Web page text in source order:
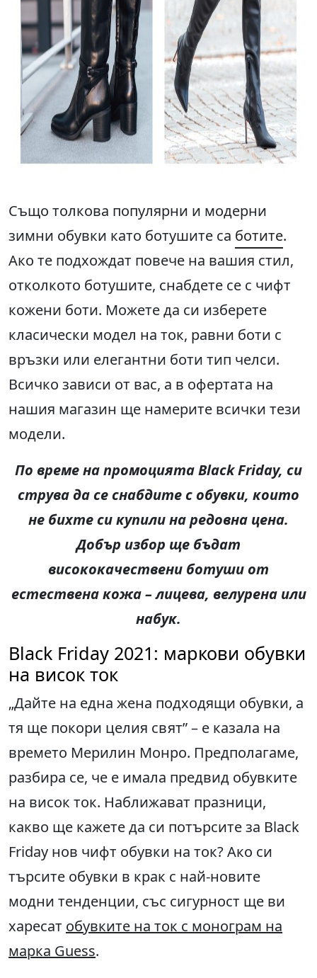
Също толкова популярни и модерни
зимни обувки като ботушите са ботите.
Ако те подхождат повече на вашия стил,
отколкото ботушите, снабдете се с чифт
кожени боти. Можете да си изберете
класически модел на ток, равни боти с
връзки или елегантни боти тип челси.
Всичко зависи от вас, а в офертата на
нашия магазин ще намерите всички тези
модели.
По време на промоциятаBlack Friday, си
струва да се снабдите с обувки, които
не бихте си купили на редовна цена.
Добър избор ще бъдат
висококачествени ботуши от
естествена кожа – лицева, велурена или
набук.
Black Friday 2021: маркови обувки
на висок ток
„Дайте на една жена подходящи обувки, а
тя ще покори целия свят” – е казала на
времето Мерилин Монро. Предполагаме,
разбира се, че е имала предвид обувките
на висок ток. Наближават празници,
какво ще кажете да си потърсите за Black
Friday нов чифт обувки на ток? Ако си
търсите обувки в крак с най-новите
модни тенденции, със сигурност ще ви
харесат обувките на ток с монограм на
марка Guess.